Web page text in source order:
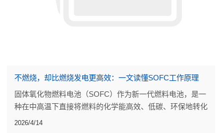
不燃烧，却比燃烧发电更高效：一文读懂SOFC工作原理
固体氧化物燃料电池（SOFC）作为新一代燃料电池，是一
种在中高温下直接将燃料的化学能高效、低碳、环保地转化
成电能的发电装置。
2026/4/14